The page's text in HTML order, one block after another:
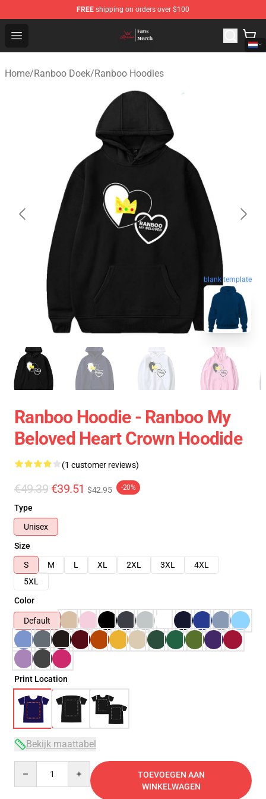
FREE shipping on orders over $100
Open menu
Ranboo Shop - Official Ranboo Merchandise Store
Home/Ranboo Doek/Ranboo Hoodies
blank template
Ranboo Hoodie - Ranboo My
Beloved Heart Crown Hoodide
(1 customer reviews)
€49.39 €39.51 $42.95 -20%
Type
Unisex
Size
S
M L XL 2XL 3XL
4XL
5XL
Color
Default
Print Location
Bekijk maattabel
TOEVOEGEN AAN
WINKELWAGEN